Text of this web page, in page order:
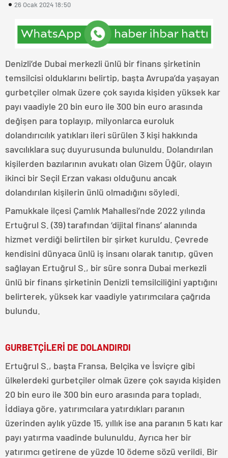
26 Ocak 2024 18:50
Denizli’de Dubai merkezli ünlü bir finans şirketinin
temsilcisi olduklarını belirtip, başta Avrupa’da yaşayan
gurbetçiler olmak üzere çok sayıda kişiden yüksek kar
payı vaadiyle 20 bin euro ile 300 bin euro arasında
değişen para toplayıp, milyonlarca euroluk
dolandırıcılık yatıkları ileri sürülen 3 kişi hakkında
savcılıklara suç duyurusunda bulunuldu. Dolandırılan
kişilerden bazılarının avukatı olan Gizem Üğür, olayın
ikinci bir Seçil Erzan vakası olduğunu ancak
dolandırılan kişilerin ünlü olmadığını söyledi.
Pamukkale ilçesi Çamlık Mahallesi’nde 2022 yılında
Ertuğrul S. (39) tarafından ‘dijital finans’ alanında
hizmet verdiği belirtilen bir şirket kuruldu. Çevrede
kendisini dünyaca ünlü iş insanı olarak tanıtıp, güven
sağlayan Ertuğrul S., bir süre sonra Dubai merkezli
ünlü bir finans şirketinin Denizli temsilciliğini yaptığını
belirterek, yüksek kar vaadiyle yatırımcılara çağrıda
bulundu.
GURBETÇİLERİ DE DOLANDIRDI
Ertuğrul S., başta Fransa, Belçika ve İsviçre gibi
ülkelerdeki gurbetçiler olmak üzere çok sayıda kişiden
20 bin euro ile 300 bin euro arasında para topladı.
İddiaya göre, yatırımcılara yatırdıkları paranın
üzerinden aylık yüzde 15, yıllık ise ana paranın 5 katı kar
payı yatırma vaadinde bulunuldu. Ayrıca her bir
yatırımcı getirene de yüzde 10 ödeme sözü verildi. Bir